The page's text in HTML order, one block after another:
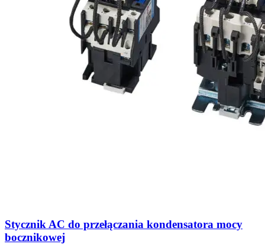
Stycznik AC do przełączania kondensatora mocy
bocznikowej